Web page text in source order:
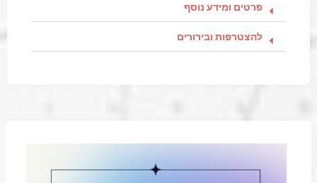
פרטים ומידע נוסף
להצטרפות ובירורים